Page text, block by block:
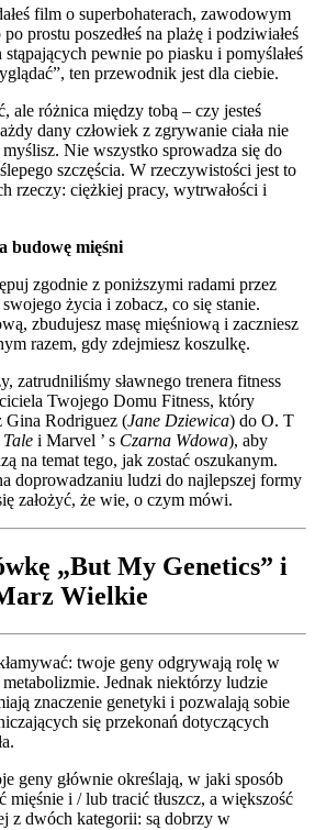
film o superbohaterach, zawodowym
prostu poszedłeś na plażę i podziwiałeś
pewnie po piasku i pomyślałeś
ten przewodnik jest dla ciebie.
ale różnica między tobą – czy jesteś
dany człowiek z zgrywanie ciała nie
Nie wszystko sprowadza się do
szczęścia. W rzeczywistości jest to
rzeczy: ciężkiej pracy, wytrwałości i
budowę mięśni
zgodnie z poniższymi radami przez
życia i zobacz, co się stanie.
zbudujesz masę mięśniową i zaczniesz
razem, gdy zdejmiesz koszulkę.
zatrudniliśmy sławnego trenera fitness
Twojego Domu Fitness, który
Gina Rodriguez (Jane Dziewica) do O. T
Tale i Marvel ’ s Czarna Wdowa), aby
na temat tego, jak zostać oszukanym.
doprowadzaniu ludzi do najlepszej formy
założyć, że wie, o czym mówi.
„But My Genetics” i
Wielkie
twoje geny odgrywają rolę w
metabolizmie. Jednak niektórzy ludzie
znaczenie genetyki i pozwalają sobie
się przekonań dotyczących
geny głównie określają, w jaki sposób
mięśnie i / lub tracić tłuszcz, a większość
z dwóch kategorii: są dobrzy w